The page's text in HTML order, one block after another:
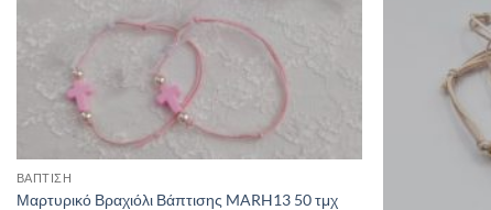
ΒΑΠΤΙΣΗ
Μαρτυρικό Βραχιόλι Βάπτισης MARH13 50 τμχ